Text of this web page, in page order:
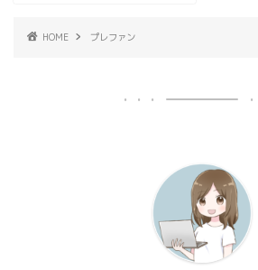
HOME プレファン